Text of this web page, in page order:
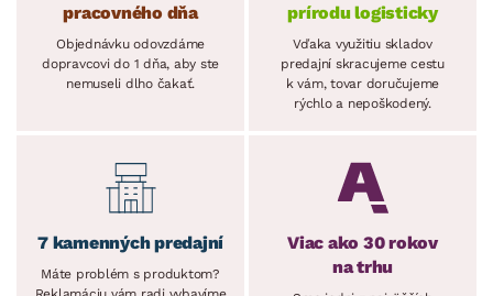
pracovného dňa
Objednávku odovzdáme
dopravcovi do 1 dňa, aby ste
nemuseli dlho čakať.
prírodu logisticky
Vďaka využitiu skladov
predajní skracujeme cestu
k vám, tovar doručujeme
rýchlo a nepoškodený.
7 kamenných predajní
Máte problém s produktom?
Viac ako 30 rokov
na trhu